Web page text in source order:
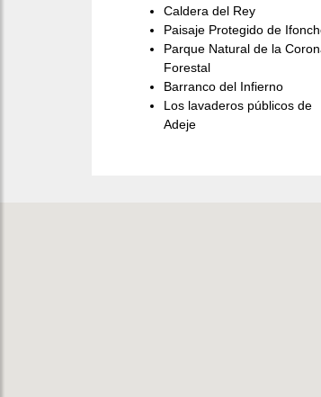
Caldera del Rey
Paisaje Protegido de
Parque Natural de la
Forestal
Barranco del Infierno
Los lavaderos públicos de
Adeje